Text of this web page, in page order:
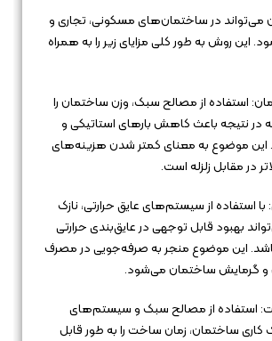
می‌تواند در ساختمان‌های مسکونی، تجاری و
این روش به طور کلی مزایای زیر را به همراه
استفاده از مصالح سبک، وزن ساختمان را
نتیجه باعث کاهش بارهای استاتیکی و
این موضوع به معنای کمتر شدن هزینه‌های
در مقابل زلزله است.
با استفاده از سیستم‌های عایق حرارتی، نازک
بهبود قابل توجهی در عایق‌بندی حرارتی
این موضوع منجر به صرفه‌جویی در مصرف
و گرمایش ساختمان می‌شود.
استفاده از مصالح سبک و سیستم‌های
ساختمان، زمان ساخت را به طور قابل